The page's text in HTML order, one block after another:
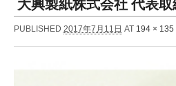
大興製紙株式会社 代表
PUBLISHED 2017年7月11日 AT 194 × 135